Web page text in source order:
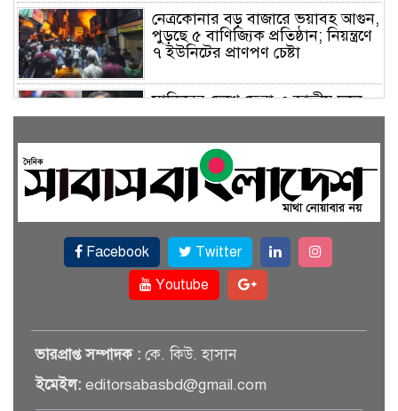
নেত্রকোনার বড় বাজারে ভয়াবহ আগুন,
পুড়ছে ৫ বাণিজ্যিক প্রতিষ্ঠান; নিয়ন্ত্রণে
৭ ইউনিটের প্রাণপণ চেষ্টা
সাকিবের দেশে ফেরা ও জাতীয় দলে
ফেরার সম্ভাবনা নেই, ইঙ্গিত ক্রীড়া
ফেসবুকে যুক্ত হলো বিকাশ, সহজ
হলো ডিজিটাল পেমেন্ট
বৃষ্টি উপেক্ষা করে ‘জুলাই গণঅভ্যুত্থান
স্মৃতি জাদুঘরে’ দর্শনার্থীদের ঢল
সেমিকন্ডাক্টর খাতে সুখবর, আসছে
বিশেষ প্রণোদনা
Facebook
Twitter
Youtube
ভারপ্রাপ্ত সম্পাদক : কে. কিউ. হাসান
ইমেইল: editorsabasbd@gmail.com